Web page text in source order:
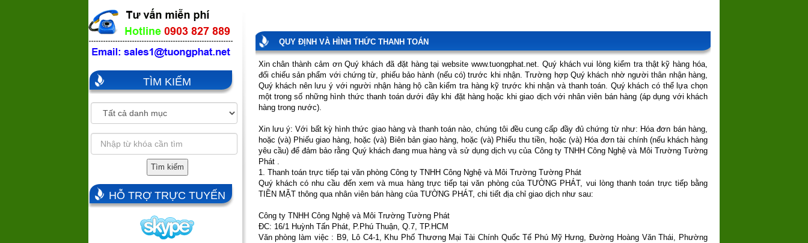
TÌM KIẾM
Tìm kiếm
HỖ TRỢ TRỰC TUYẾN
QUY ĐỊNH VÀ HÌNH THỨC THANH TOÁN
Xin chân thành cảm ơn Quý khách đã đặt hàng tại website www.tuongphat.net. Quý khách vui lòng kiểm tra thật kỹ hàng hóa,
đối chiếu sản phẩm với chứng từ, phiếu bảo hành (nếu có) trước khi nhận. Trường hợp Quý khách nhờ người thân nhận hàng,
Quý khách nên lưu ý với người nhận hàng hộ cần kiểm tra hàng kỹ trước khi nhận và thanh toán. Quý khách có thể lựa chọn
một trong số những hình thức thanh toán dưới đây khi đặt hàng hoặc khi giao dịch với nhân viên bán hàng (áp dụng với khách
hàng trong nước).
Xin lưu ý: Với bất kỳ hình thức giao hàng và thanh toán nào, chúng tôi đều cung cấp đầy đủ chứng từ như: Hóa đơn bán hàng,
hoặc (và) Phiếu giao hàng, hoặc (và) Biên bản giao hàng, hoặc (và) Phiếu thu tiền, hoặc (và) Hóa đơn tài chính (nếu khách hàng
yêu cầu) để đảm bảo rằng Quý khách đang mua hàng và sử dụng dịch vụ của Công ty TNHH Công Nghệ và Môi Trường Tường
Phát .
1. Thanh toán trực tiếp tại văn phòng Công ty TNHH Công Nghệ và Môi Trường Tường Phát
Quý khách có nhu cầu đến xem và mua hàng trực tiếp tại văn phòng của TƯỜNG PHÁT, vui lòng thanh toán trực tiếp bằng
TIỀN MẶT thông qua nhân viên bán hàng của TƯỜNG PHÁT, chi tiết địa chỉ giao dịch như sau:
Công ty TNHH Công Nghệ và Môi Trường Tường Phát
ĐC: 16/1 Huỳnh Tấn Phát, P.Phú Thuận, Q.7, TP.HCM
Văn phòng làm việc : B9, Lô C4-1, Khu Phố Thương Mại Tài Chính Quốc Tế Phú Mỹ Hưng, Đường Hoàng Văn Thái, Phường